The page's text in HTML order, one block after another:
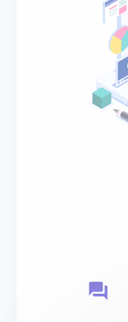
question_answer